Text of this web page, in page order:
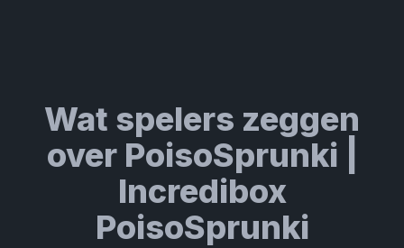
Wat spelers zeggen
over PoisoSprunki |
Incredibox
PoisoSprunki